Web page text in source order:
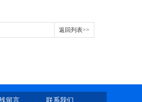
返回列表>>
留言 联系我们